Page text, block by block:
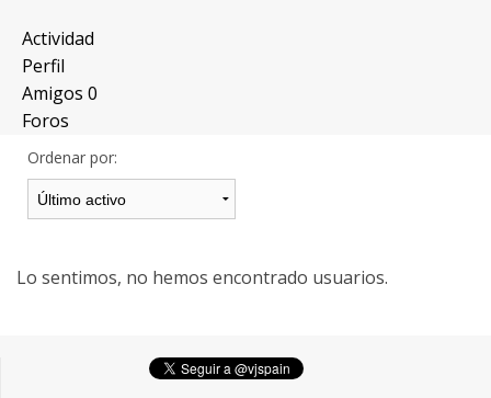
Entrar
Crear Cuenta
Actividad
Perfil
Amigos 0
Foros
Ordenar por:
Lo sentimos, no hemos encontrado usuarios.